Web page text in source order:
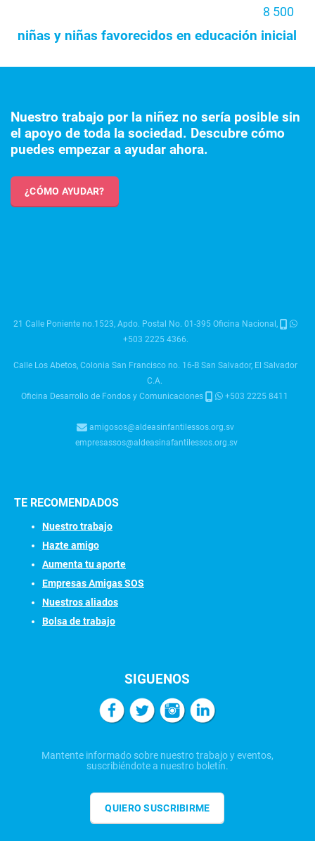
8 500
niñas y niñas favorecidos en educación inicial
Nuestro trabajo por la niñez no sería posible sin
el apoyo de toda la sociedad. Descubre cómo
puedes empezar a ayudar ahora.
¿CÓMO AYUDAR?
21 Calle Poniente no.1523, Apdo. Postal No. 01-395 Oficina Nacional,
+503 2225 4366.
Calle Los Abetos, Colonia San Francisco no. 16-B San Salvador, El Salvador
C.A.
Oficina Desarrollo de Fondos y Comunicaciones
+503 2225 8411
amigosos@aldeasinfantilessos.org.sv
empresassos@aldeasinafantilessos.org.sv
TE RECOMENDADOS
Nuestro trabajo
Hazte amigo
Aumenta tu aporte
Empresas Amigas SOS
Nuestros aliados
Bolsa de trabajo
SIGUENOS
Mantente informado sobre nuestro trabajo y eventos,
suscribiéndote a nuestro boletín.
QUIERO SUSCRIBIRME